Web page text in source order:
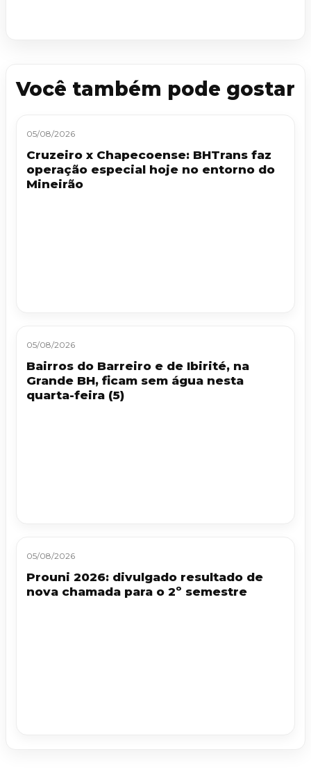
Você também pode gostar
05/08/2026
Cruzeiro x Chapecoense: BHTrans faz
operação especial hoje no entorno do
Mineirão
05/08/2026
Bairros do Barreiro e de Ibirité, na
Grande BH, ficam sem água nesta
quarta-feira (5)
05/08/2026
Prouni 2026: divulgado resultado de
nova chamada para o 2º semestre